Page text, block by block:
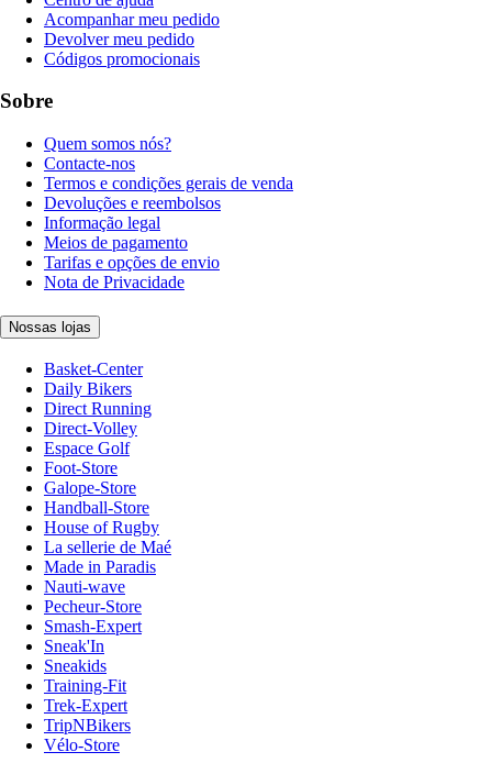
Acompanhar meu pedido
Devolver meu pedido
Códigos promocionais
Sobre
Quem somos nós?
Contacte-nos
Termos e condições gerais de venda
Devoluções e reembolsos
Informação legal
Meios de pagamento
Tarifas e opções de envio
Nota de Privacidade
Nossas lojas
Basket-Center
Daily Bikers
Direct Running
Direct-Volley
Espace Golf
Foot-Store
Galope-Store
Handball-Store
House of Rugby
La sellerie de Maé
Made in Paradis
Nauti-wave
Pecheur-Store
Smash-Expert
Sneak'In
Sneakids
Training-Fit
Trek-Expert
TripNBikers
Vélo-Store